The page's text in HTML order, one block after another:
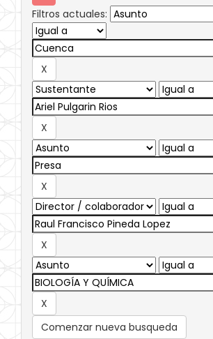
Filtros actuales:
Comenzar nueva busqueda